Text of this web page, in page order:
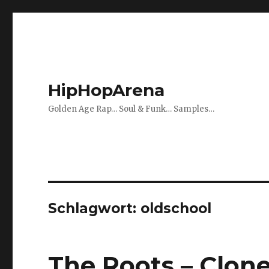
HipHopArena
Golden Age Rap… Soul & Funk… Samples…
Schlagwort: oldschool